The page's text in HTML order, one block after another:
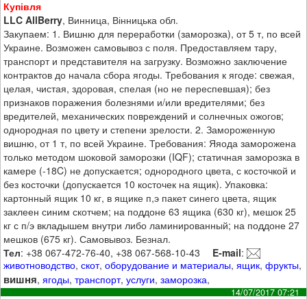
Купівля
LLC AllBerry, Винница, Вінницька обл.
Закупаем: 1. Вишню для переработки (заморозка), от 5 т, по всей
Украине. Возможен самовывоз с поля. Предоставляем тару,
транспорт и представителя на загрузку. Возможно заключение
контрактов до начала сбора ягоды. Требования к ягоде: свежая,
целая, чистая, здоровая, спелая (но не переспевшая); без
признаков поражения болезнями и/или вредителями; без
вредителей, механических повреждений и солнечных ожогов;
однородная по цвету и степени зрелости. 2. Замороженную
вишню, от 1 т, по всей Украине. Требования: Яяода заморожена
только методом шоковой заморозки (IQF); статичная заморозка в
камере (-18C) не допускается; однородного цвета, с косточкой и
без косточки (допускается 10 косточек на ящик). Упаковка:
картонный ящик 10 кг, в ящике п,э пакет синего цвета, ящик
заклеен синим скотчем; на поддоне 63 ящика (630 кг), мешок 25
кг с п/э вкладышем внутри либо ламинированный; на поддоне 27
мешков (675 кг). Самовывоз. Безнал.
Тел: +38 067-472-76-40, +38 067-568-10-43 E-mail:
животноводство,скот,оборудование и материалы,ящик,фрукты,
вишня,ягоды,транспорт,услуги,заморозка,
14/07/2017 07:21